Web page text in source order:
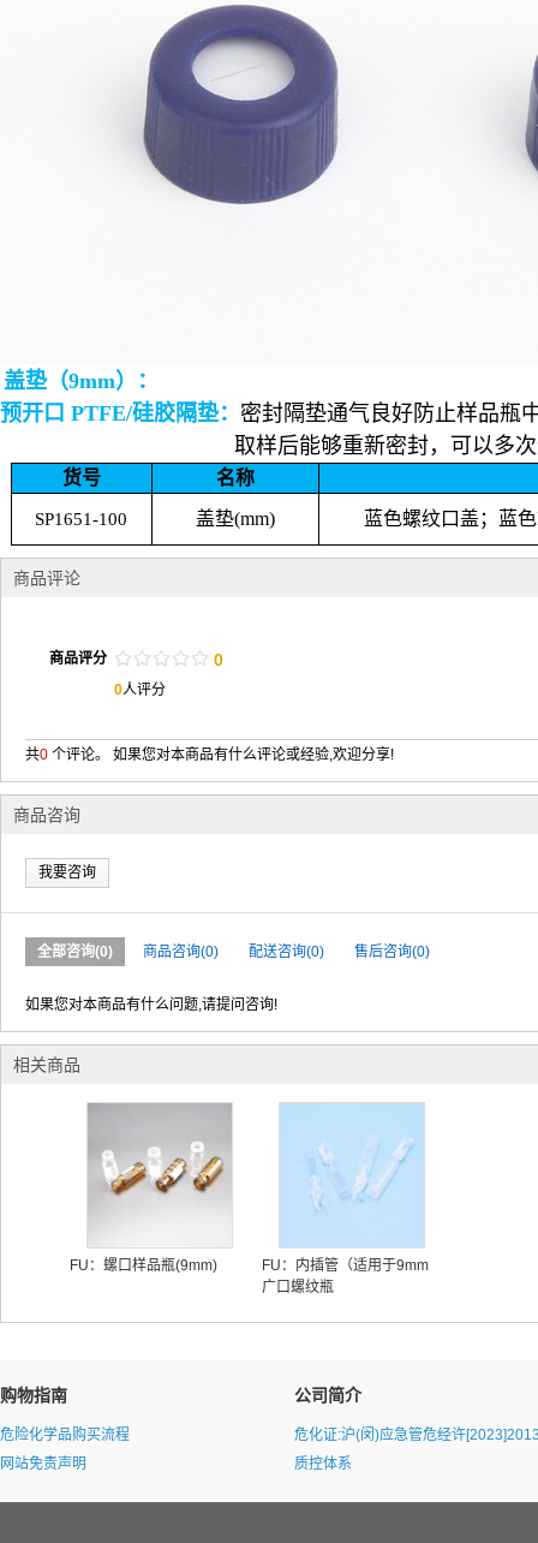
盖垫（9mm）：
预开口 PTFE/硅胶隔垫： 密封隔垫通气良好防止样品瓶
取样后能够重新密封，可以多次进样使
货号 名称
SP1651-100 盖垫(mm) 蓝色螺纹口盖；蓝色
商品评论
商品评分 / / / / /
. . . . . 0
0人评分
共0 个评论。 如果您对本商品有什么评论或经验,欢迎分享!
商品咨询
我要咨询
全部咨询(0) 商品咨询(0) 配送咨询(0) 售后咨询(0)
如果您对本商品有什么问题,请提问咨询!
相关商品
FU：螺口样品瓶(9mm)
FU：内插管（适用于9mm
广口螺纹瓶
购物指南
危险化学品购买流程
网站免责声明
公司简介
危化证:沪(闵)应急管危经许
质控体系